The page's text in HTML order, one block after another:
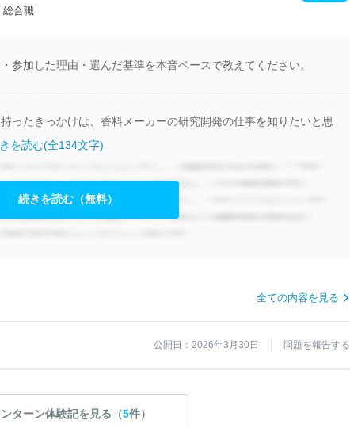
総合職
参加した理由・選んだ基準を本音ベースで教えてください。
ったきっかけは、香料メーカーの研究開発の仕事を知りたいと思
を読む(全134文字)
続きを読む（無料）
全ての内容を見る
公開日：2026年3月30日 問題を報告する
ターン体験記を見る（5件）